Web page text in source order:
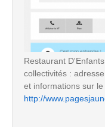
Restaurant
collectivités :
et informations sur
http://